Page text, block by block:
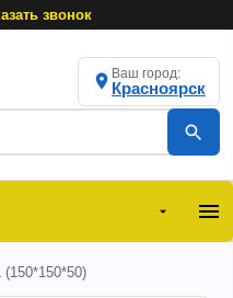
звонок
Ваш город:
Красноярск